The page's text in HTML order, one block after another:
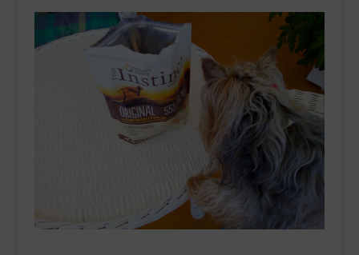
HORARIO GARDEN
___________________________